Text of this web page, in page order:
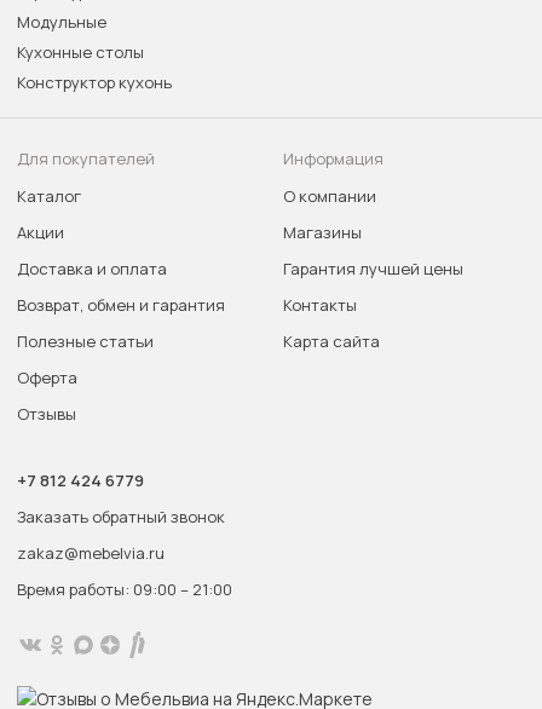
Модульные
Кухонные столы
Конструктор кухонь
Для покупателей
Каталог
Акции
Доставка и оплата
Возврат, обмен и гарантия
Полезные статьи
Оферта
Отзывы
Информация
О компании
Магазины
Гарантия лучшей цены
Контакты
Карта сайта
+7 812 424 6779
Заказать обратный звонок
zakaz@mebelvia.ru
Время работы: 09:00 – 21:00